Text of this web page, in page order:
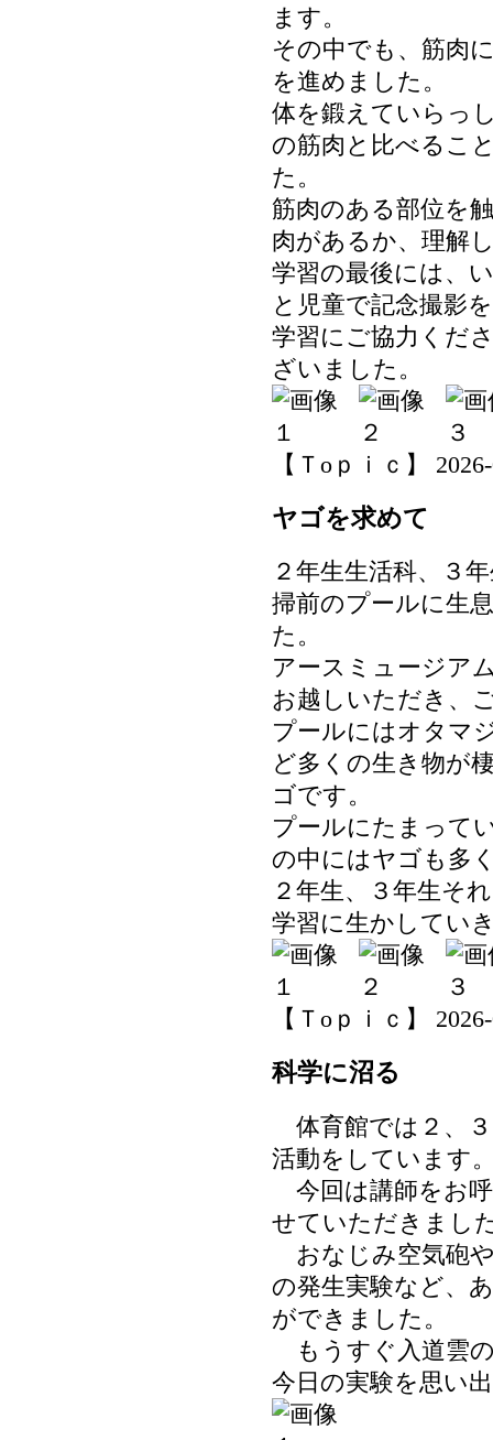
ます。
その中でも、筋肉
を進めました。
体を鍛えていらっ
の筋肉と比べるこ
た。
筋肉のある部位を
肉があるか、理解
学習の最後には、
と児童で記念撮影
学習にご協力くだ
ざいました。
【Ｔoｐｉｃ】
ヤゴを求めて
２年生生活科、３
掃前のプールに生
た。
アースミュージア
お越しいただき、
プールにはオタマ
ど多くの生き物が
ゴです。
プールにたまって
の中にはヤゴも多
２年生、３年生そ
学習に生かしてい
【Ｔoｐｉｃ】
科学に沼る
体育館では２、
活動をしています
今回は講師をお
せていただきまし
おなじみ空気砲
の発生実験など、
ができました。
もうすぐ入道雲
今日の実験を思い